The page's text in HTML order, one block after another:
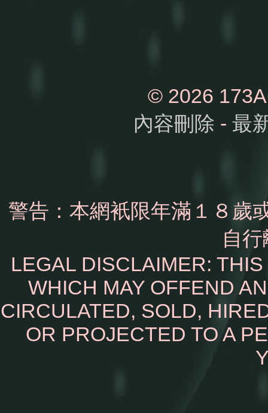
© 2026
內容刪除 - 最
警告：本網衹限年滿１８歲
自
LEGAL DISCLAIMER:
WHICH MAY OFFEND
CIRCULATED, SOLD,
OR PROJECTED TO A